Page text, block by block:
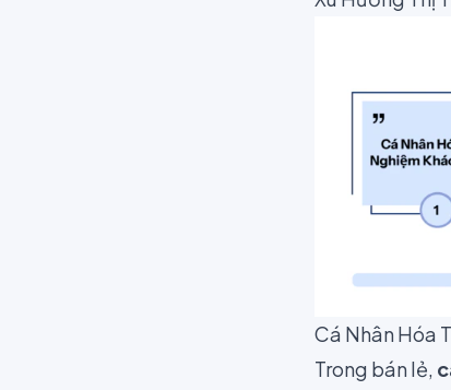
Cá Nhân Hóa
Trong bán lẻ,